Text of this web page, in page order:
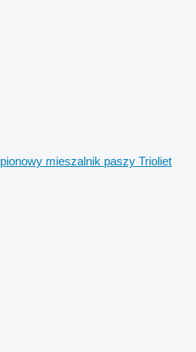
pionowy mieszalnik paszy Trioliet